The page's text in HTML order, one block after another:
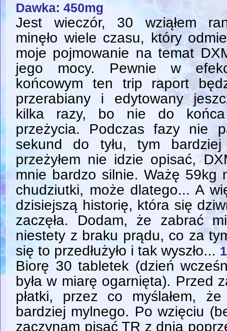
Dawka: 450mg
Jest wieczór, 30 wziąłem
minęło wiele czasu, który
moje pojmowanie na temat
jego mocy. Pewnie w
końcowym ten trip raport
przerabiany i edytowany
kilka razy, bo nie do końca
przeżycia. Podczas fazy nie
sekund do tyłu, tym
przeżyłem nie idzie opisać,
mnie bardzo silnie. Ważę 59kg
chudziutki, może dlatego... A
dzisiejszą historię, która się
zaczęła. Dodam, że zabrać
niestety z braku prądu, co za
się to przedłużyło i tak wyszło...
Biorę 30 tabletek (dzień
była w miarę ogarnięta). Przed
płatki, przez co myślałem,
bardziej mylnego. Po wzięciu
zaczynam pisać TR z dnia